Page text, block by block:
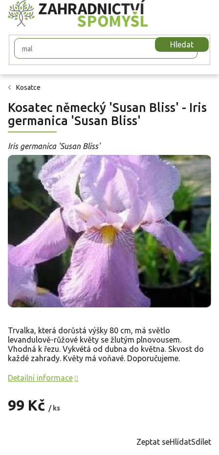
Přejít
na
obsah
Hledat
Kosatce
Kosatec německý 'Susan Bliss' - Iris
germanica 'Susan Bliss'
Iris germanica 'Susan Bliss'
99 Kč / ks
Trvalka, která dorůstá výšky 80 cm, má světlo
levandulově-růžové květy se žlutým plnovousem.
Vhodná k řezu. Vykvétá od dubna do května. Skvost do
každé zahrady. Květy má voňavé. Doporučujeme.
Detailní informace
Zeptat seHlídatSdílet